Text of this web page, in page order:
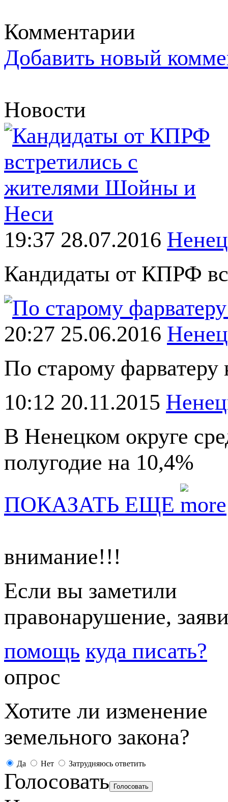
Комментарии
Добавить новый
Новости
19:37 28.07.2016
Кандидаты от КПРФ
20:27 25.06.2016
По старому
10:12 20.11.2015
В Ненецком округе
полугодие на 10,4%
ПОКАЗАТЬ ЕЩЕ
внимание!!!
Если вы заметили
правонарушение,
помощь куда писать?
опрос
Хотите ли изменение
земельного закона?
Да Нет Затрудняюсь ответить
Голосовать